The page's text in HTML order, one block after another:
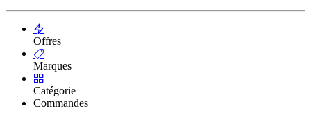
Offres
Marques
Catégorie
Commandes